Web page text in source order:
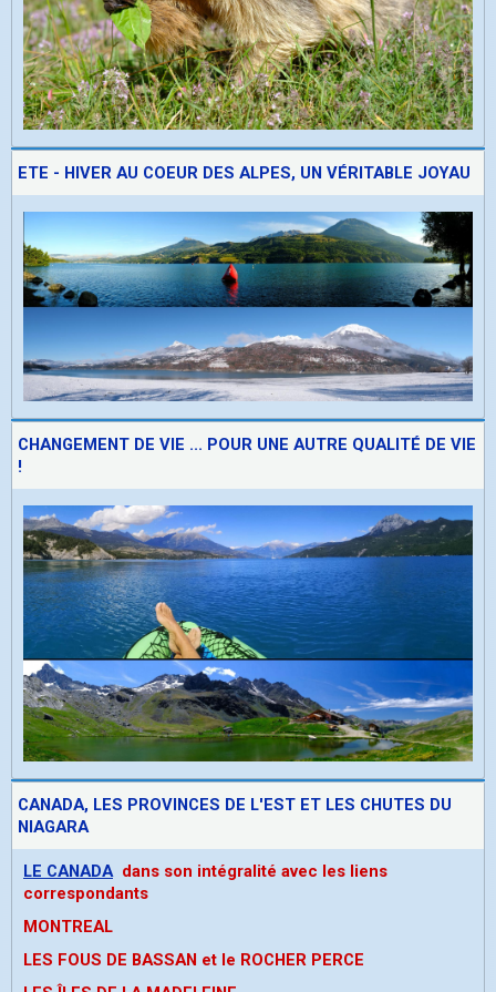
ETE - HIVER AU COEUR DES ALPES, UN VÉRITABLE JOYAU
CHANGEMENT DE VIE ... POUR UNE AUTRE QUALITÉ DE VIE
!
CANADA, LES PROVINCES DE L'EST ET LES CHUTES DU
NIAGARA
LE CANADA dans son intégralité avec les liens
correspondants
MONTREAL
LES FOUS DE BASSAN et le ROCHER PERCE